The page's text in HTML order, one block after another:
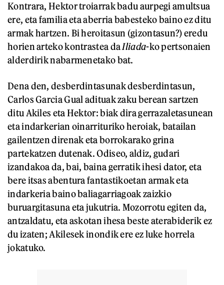
Kontrara, Hektor troiarrak badu aurpegi amultsua
ere, eta familia eta aberria babesteko baino ez ditu
armak hartzen. Bi heroitasun (gizontasun?) eredu
horien arteko kontrastea daIliada-ko pertsonaien
alderdirik nabarmenetako bat.
Dena den, desberdintasunak desberdintasun,
Carlos Garcia Gual adituak zaku berean sartzen
ditu Akiles eta Hektor: biak dira gerrazaletasunean
eta indarkerian oinarrituriko heroiak, batailan
gailentzen direnak eta borrokarako grina
partekatzen dutenak. Odiseo, aldiz, gudari
izandakoa da, bai, baina gerratik ihesi dator, eta
bere itsas abentura fantastikoetan armak eta
indarkeria baino baliagarriagoak zaizkio
buruargitasuna eta jukutria. Mozorrotu egiten da,
antzaldatu, eta askotan ihesa beste aterabiderik ez
du izaten; Akilesek inondik ere ez luke horrela
jokatuko.